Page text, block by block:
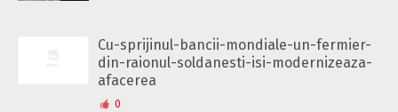
Cu-sprijinul-bancii-mondiale-un-fermier-
din-raionul-soldanesti-isi-modernizeaza-
afacerea
0